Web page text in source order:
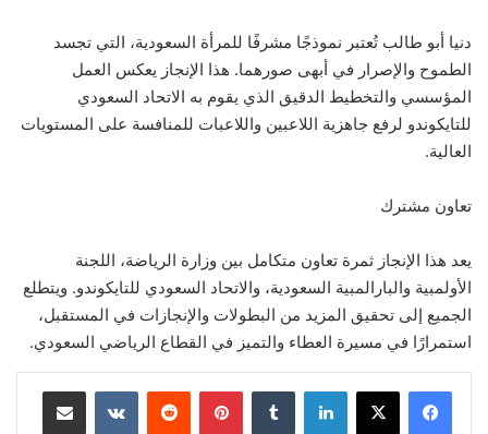
دنيا أبو طالب تُعتبر نموذجًا مشرفًا للمرأة السعودية، التي تجسد
الطموح والإصرار في أبهى صورهما. هذا الإنجاز يعكس العمل
المؤسسي والتخطيط الدقيق الذي يقوم به الاتحاد السعودي
للتايكوندو لرفع جاهزية اللاعبين واللاعبات للمنافسة على المستويات
العالية.
تعاون مشترك
يعد هذا الإنجاز ثمرة تعاون متكامل بين وزارة الرياضة، اللجنة
الأولمبية والبارالمبية السعودية، والاتحاد السعودي للتايكوندو. ويتطلع
الجميع إلى تحقيق المزيد من البطولات والإنجازات في المستقبل،
استمرارًا في مسيرة العطاء والتميز في القطاع الرياضي السعودي.
لينكدإن بينتيريست